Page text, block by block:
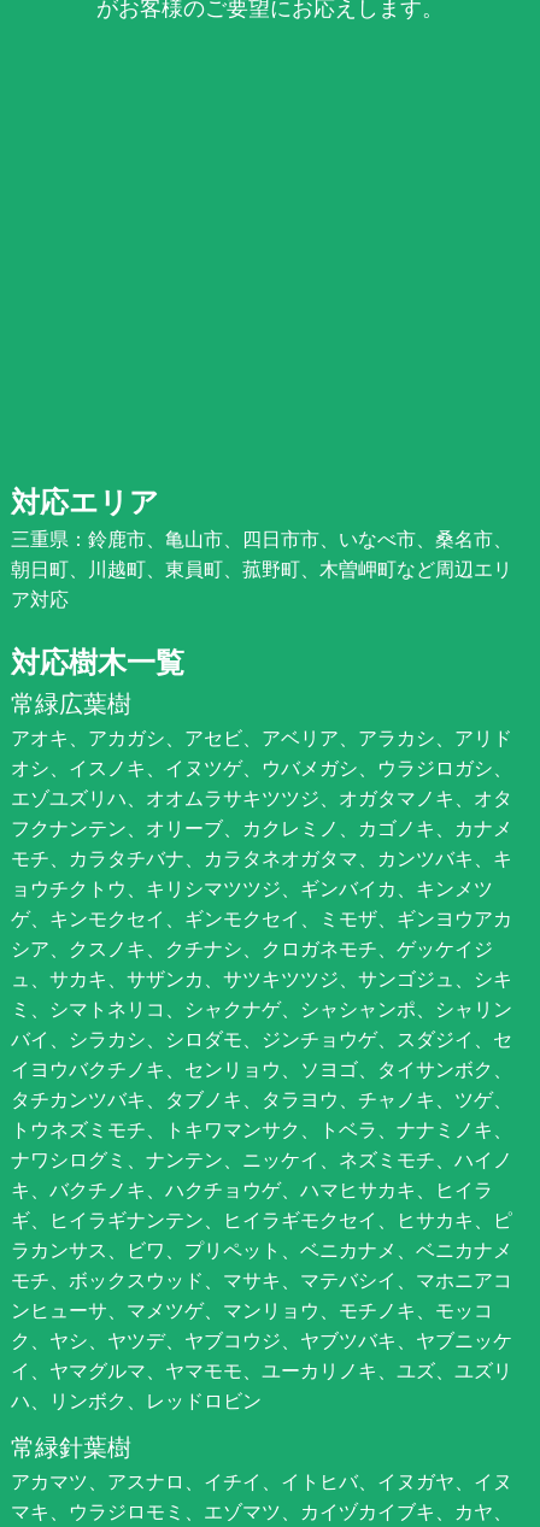
がお客様のご要望にお応えします。
対応エリア
三重県：鈴鹿市、亀山市、四日市市、いなべ市、桑名市、
朝日町、川越町、東員町、菰野町、木曽岬町など周辺エリ
ア対応
対応樹木一覧
常緑広葉樹
アオキ、アカガシ、アセビ、アベリア、アラカシ、アリド
オシ、イスノキ、イヌツゲ、ウバメガシ、ウラジロガシ、
エゾユズリハ、オオムラサキツツジ、オガタマノキ、オタ
フクナンテン、オリーブ、カクレミノ、カゴノキ、カナメ
モチ、カラタチバナ、カラタネオガタマ、カンツバキ、キ
ョウチクトウ、キリシマツツジ、ギンバイカ、キンメツ
ゲ、キンモクセイ、ギンモクセイ、ミモザ、ギンヨウアカ
シア、クスノキ、クチナシ、クロガネモチ、ゲッケイジ
ュ、サカキ、サザンカ、サツキツツジ、サンゴジュ、シキ
ミ、シマトネリコ、シャクナゲ、シャシャンポ、シャリン
バイ、シラカシ、シロダモ、ジンチョウゲ、スダジイ、セ
イヨウバクチノキ、センリョウ、ソヨゴ、タイサンボク、
タチカンツバキ、タブノキ、タラヨウ、チャノキ、ツゲ、
トウネズミモチ、トキワマンサク、トベラ、ナナミノキ、
ナワシログミ、ナンテン、ニッケイ、ネズミモチ、ハイノ
キ、バクチノキ、ハクチョウゲ、ハマヒサカキ、ヒイラ
ギ、ヒイラギナンテン、ヒイラギモクセイ、ヒサカキ、ピ
ラカンサス、ビワ、プリペット、ベニカナメ、ベニカナメ
モチ、ボックスウッド、マサキ、マテバシイ、マホニアコ
ンヒューサ、マメツゲ、マンリョウ、モチノキ、モッコ
ク、ヤシ、ヤツデ、ヤブコウジ、ヤブツバキ、ヤブニッケ
イ、ヤマグルマ、ヤマモモ、ユーカリノキ、ユズ、ユズリ
ハ、リンボク、レッドロビン
常緑針葉樹
アカマツ、アスナロ、イチイ、イトヒバ、イヌガヤ、イヌ
マキ、ウラジロモミ、エゾマツ、カイヅカイブキ、カヤ、